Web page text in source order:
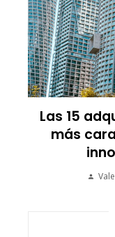
Las 15
más